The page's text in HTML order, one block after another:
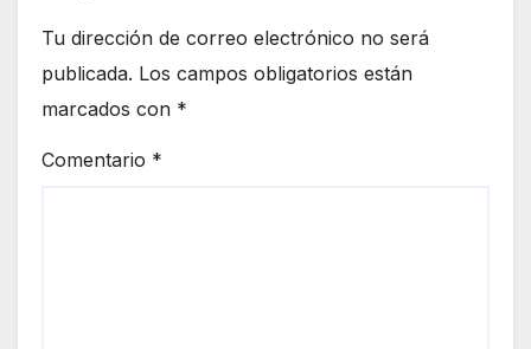
Tu dirección de correo electrónico no será
publicada. Los campos obligatorios están
marcados con *
Comentario *